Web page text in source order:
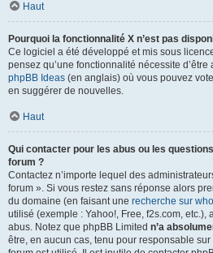
Haut
Pourquoi la fonctionnalité X n’est pas
Ce logiciel a été développé et mis sous
pensez qu’une fonctionnalité nécessite
phpBB Ideas (en anglais) où vous pouvez
en suggérer de nouvelles.
Haut
Qui contacter pour les abus ou les
forum ?
Contactez n’importe lequel des
forum ». Si vous restez sans réponse alors
du domaine (en faisant une recherche sur
utilisé (exemple : Yahoo!, Free, f2s.com,
abus. Notez que phpBB Limited n’a
être, en aucun cas, tenu pour responsable sur